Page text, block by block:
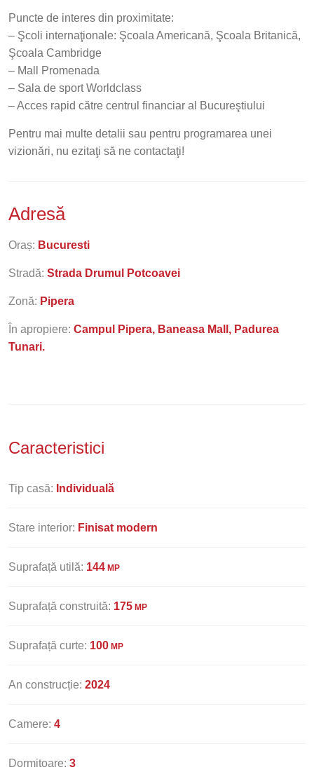
Puncte de interes din proximitate:
– Şcoli internaţionale: Şcoala Americană, Şcoala Britanică,
Şcoala Cambridge
– Mall Promenada
– Sala de sport Worldclass
– Acces rapid către centrul financiar al Bucureştiului
Pentru mai multe detalii sau pentru programarea unei
vizionări, nu ezitaţi să ne contactaţi!
Adresă
Oraș: Bucuresti
Stradă: Strada Drumul Potcoavei
Zonă: Pipera
În apropiere: Campul Pipera, Baneasa Mall, Padurea
Tunari.
Caracteristici
Tip casă: Individuală
Stare interior: Finisat modern
Suprafață utilă: 144 MP
Suprafață construită: 175 MP
Suprafață curte: 100 MP
An construcție: 2024
Camere: 4
Dormitoare: 3